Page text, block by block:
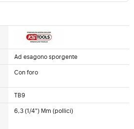
Ad esagono sporgente
Con foro
TB9
6,3 (1/4") Mm (pollici)